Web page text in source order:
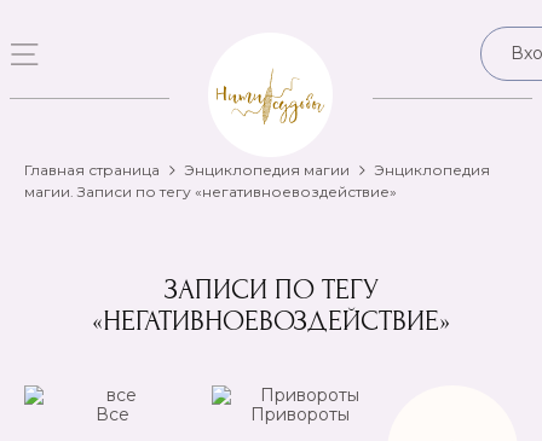
Главная страница Энциклопедия магии
Энциклопедия
магии. Записи по тегу «негативноевоздействие»
ЗАПИСИ ПО ТЕГУ
«НЕГАТИВНОЕВОЗДЕЙСТВИЕ»
Все
Привороты